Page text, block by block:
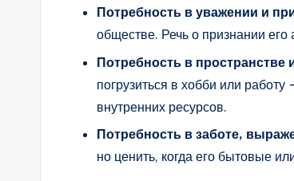
Потребность в уважении и
обществе. Речь о признании
Потребность в пространстве
погрузиться в хобби или
внутренних ресурсов.
Потребность в заботе,
но ценить, когда его бытовые